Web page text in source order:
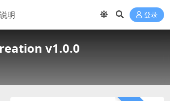
明 登录
v1.0.0